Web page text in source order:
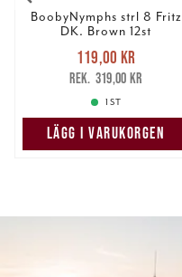
BoobyNymphs strl 8 Fritz
DK. Brown 12st
Nuvarande pris
119,00 krTidigare pris
319,00 kr
119,00 kr
319,00 kr
1 ST
LÄGG I VARUKORGEN